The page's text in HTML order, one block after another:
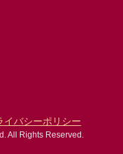
イバシーポリシー
All Rights Reserved.